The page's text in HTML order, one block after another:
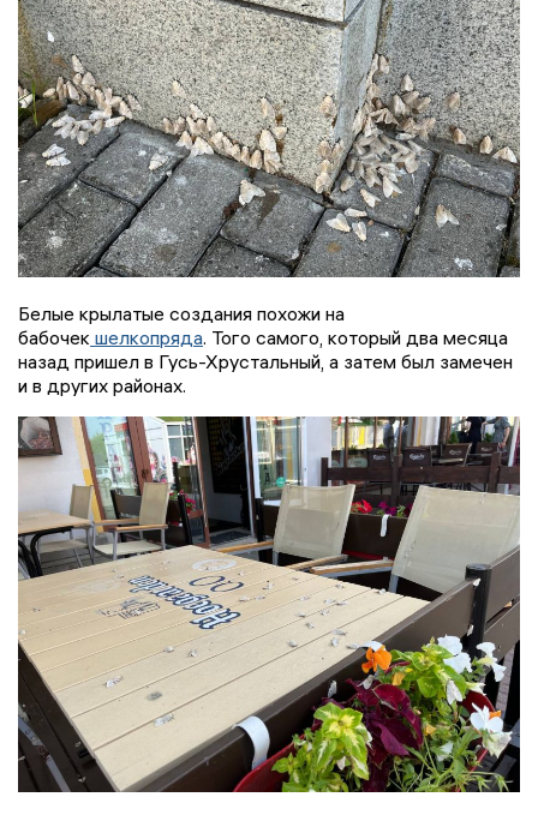
Белые крылатые создания похожи на
бабочек шелкопряда. Того самого, который два месяца
назад пришел в Гусь-Хрустальный, а затем был замечен
и в других районах.